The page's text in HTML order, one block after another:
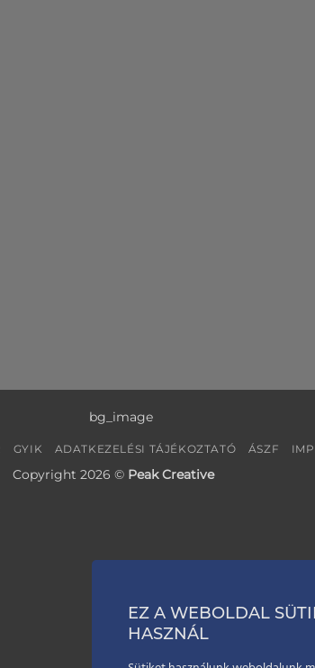
GYIK ADATKEZELÉSI TÁJÉKOZTATÓ ÁSZF
Copyright 2026 © Peak Creative
EZ A WEBOLDAL
HASZNÁL